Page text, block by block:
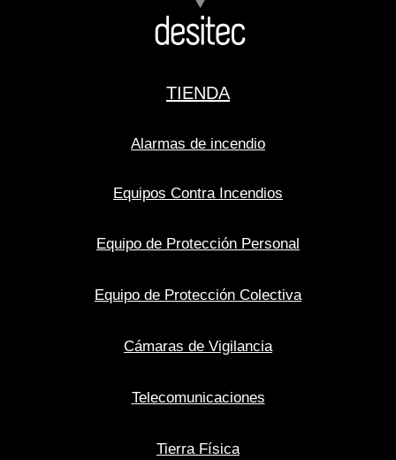
TIENDA
Alarmas de incendio
Equipos Contra Incendios
Equipo de Protección Personal
Equipo de Protección Colectiva
Cámaras de Vigilancia
Telecomunicaciones
Tierra Física